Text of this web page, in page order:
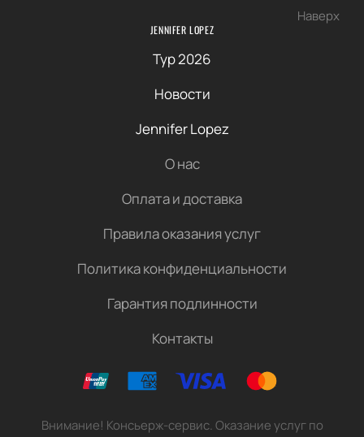
Наверх
JENNIFER LOPEZ
Тур 2026
Новости
Jennifer Lopez
О нас
Оплата и доставка
Правила оказания услуг
Политика конфиденциальности
Гарантия подлинности
Контакты
Внимание! Консьерж-сервис. Оказание услуг по